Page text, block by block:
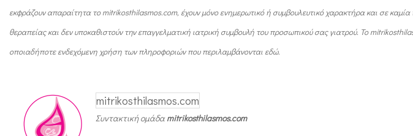
ί
γ
ρ
εκφράζουν απαραίτητα το mitrikosthilasmos.com, έχουν μόνο ενημερωτικό ή συμβουλευτικό χαρακτήρα και σε
θεραπείας και δεν υποκαθιστούν την επαγγελματική ιατρική συμβουλή του προσωπικού σας γιατρού. Το
οποιαδήποτε ενδεχόμενη χρήση των πληροφοριών που περιλαμβάνονται εδώ.
mitrikosthilasmos.com
Συντακτική ομάδαmitrikosthilasmos.com